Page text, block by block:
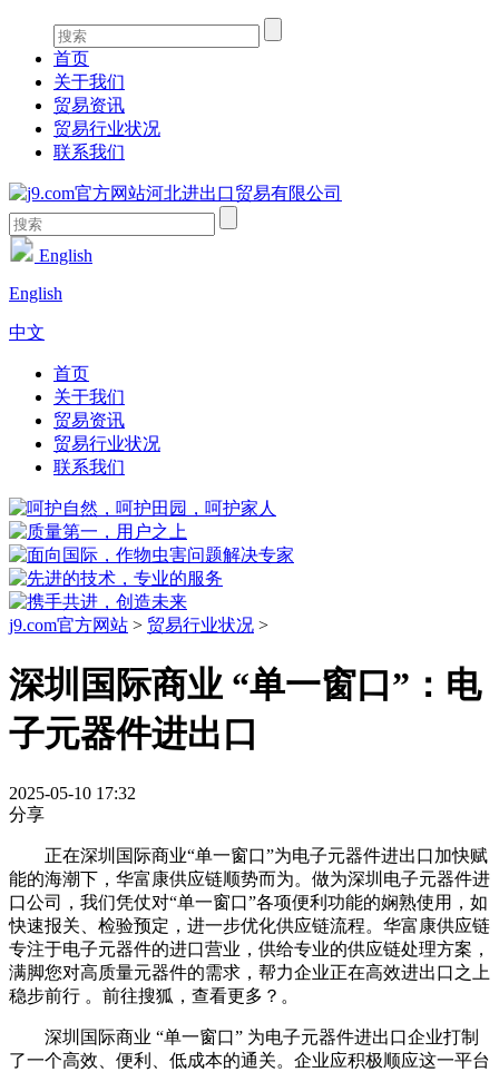
首页
关于我们
贸易资讯
贸易行业状况
联系我们
English
English
中文
首页
关于我们
贸易资讯
贸易行业状况
联系我们
j9.com官方网站 > 贸易行业状况 >
深圳国际商业 “单一窗口”：电
子元器件进出口
2025-05-10 17:32
分享
正在深圳国际商业“单一窗口”为电子元器件进出口加快赋
能的海潮下，华富康供应链顺势而为。做为深圳电子元器件进
口公司，我们凭仗对“单一窗口”各项便利功能的娴熟使用，如
快速报关、检验预定，进一步优化供应链流程。华富康供应链
专注于电子元器件的进口营业，供给专业的供应链处理方案，
满脚您对高质量元器件的需求，帮力企业正在高效进出口之上
稳步前行 。前往搜狐，查看更多？。
深圳国际商业 “单一窗口” 为电子元器件进出口企业打制
了一个高效、便利、低成本的通关。企业应积极顺应这一平台